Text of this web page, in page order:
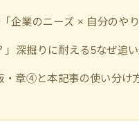
企業のニーズ × 自分のや
」深掘りに耐える5なぜ追
・章④と本記事の使い分け